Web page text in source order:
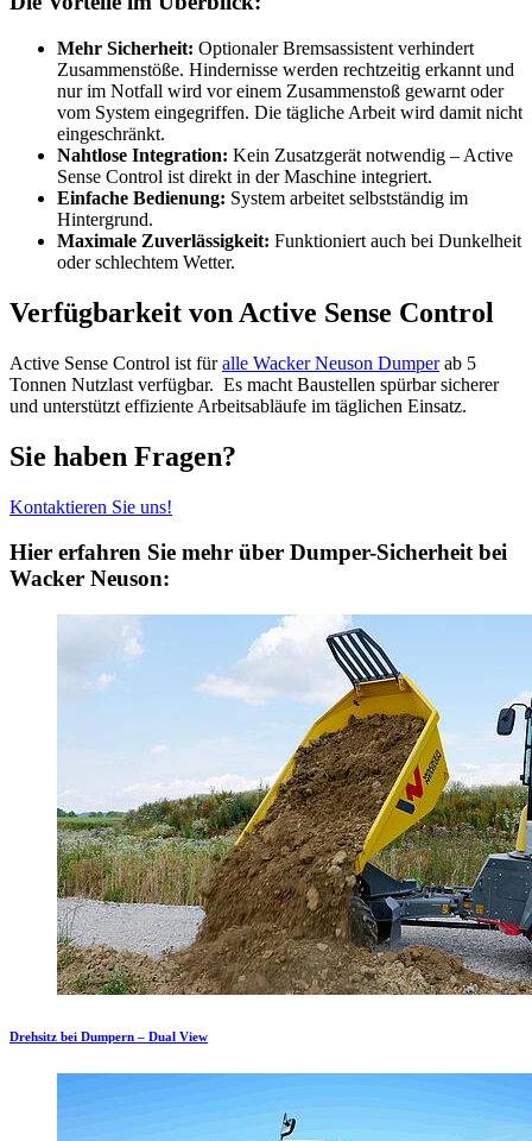
Mehr Sicherheit: Optionaler Bremsassistent verhindert
Zusammenstöße. Hindernisse werden rechtzeitig erkannt und
nur im Notfall wird vor einem Zusammenstoß gewarnt oder
vom System eingegriffen. Die tägliche Arbeit wird damit nicht
eingeschränkt.
Nahtlose Integration: Kein Zusatzgerät notwendig – Active
Sense Control ist direkt in der Maschine integriert.
Einfache Bedienung: System arbeitet selbstständig im
Hintergrund.
Maximale Zuverlässigkeit: Funktioniert auch bei Dunkelheit
oder schlechtem Wetter.
Verfügbarkeit von Active Sense Control
Active Sense Control ist füralle Wacker Neuson Dumperab 5
Tonnen Nutzlast verfügbar. Es macht Baustellen spürbar sicherer
und unterstützt effiziente Arbeitsabläufe im täglichen Einsatz.
Sie haben Fragen?
Kontaktieren Sie uns!
Hier erfahren Sie mehr über Dumper-Sicherheit bei
Wacker Neuson:
Drehsitz bei Dumpern – Dual View